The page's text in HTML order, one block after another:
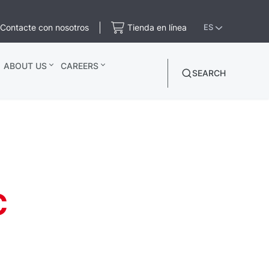
Contacte con nosotros Tienda en línea ES
ABOUT US CAREERS
SEARCH